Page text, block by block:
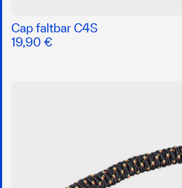
Cap faltbar C4S
19,90 €